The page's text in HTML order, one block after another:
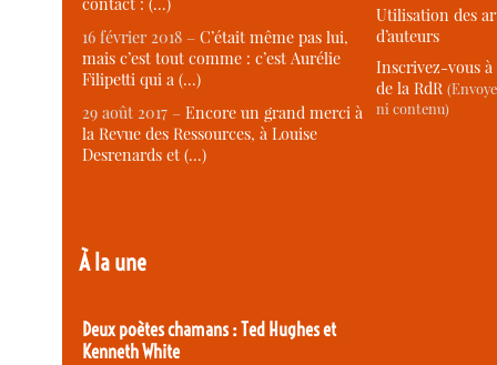
16 février 2018 –C’était même pas lui,
mais c’est tout comme : c’est Aurélie
Filipetti qui a (…)
29 août 2017 –Encore un grand merci à
la Revue des Ressources, à Louise
Desrenards et (…)
À la une
Deux poètes chamans : Ted Hughes et
Kenneth White
Utilisation des
d’auteurs
Inscrivez-vous
de la RdR
ni contenu)